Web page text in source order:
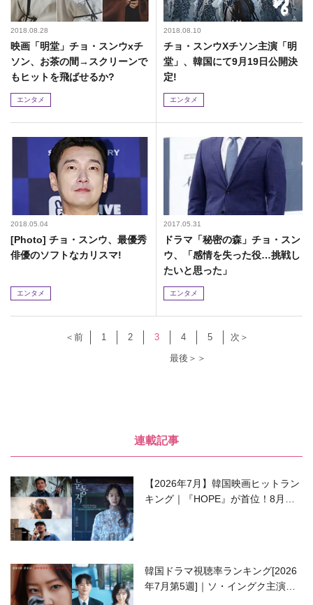
2018.08.28
映画「明堂」チョ・スンウxチ
ソン、お茶の間→スクリーンで
もヒットを飛ばせるか?
エンタメ
2018.08.10
チョ・スンウXチソン主演「明
堂」、韓国にて9月19日公開決
定!
エンタメ
2018.05.04
[Photo] チョ・スンウ、最優秀
俳優のソフトなカリスマ!
エンタメ
2017.05.31
ドラマ「秘密の森」チョ・スン
ウ、「感情を失った役…挑戦し
たいと思った」
エンタメ
＜前 1 2 3 4 5
次＞
最後＞＞
連載記事
【2026年7月】韓国映画ヒットラン
キング｜『HOPE』が首位！8月公
韓国ドラマ視聴率ランキング[2026
年7月第5週]｜ソ・イングク主演の